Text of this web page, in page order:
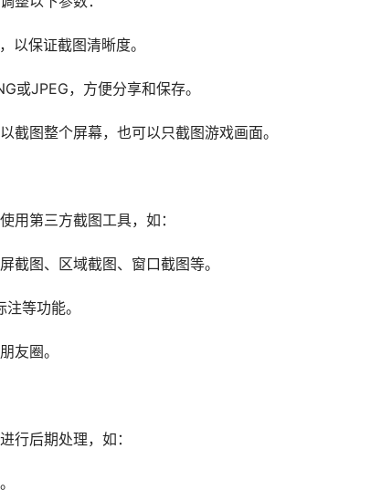
以保证截图清晰度。
或JPEG，方便分享和保存。
截图整个屏幕，也可以只截图游戏画面。
用第三方截图工具，如：
截图、区域截图、窗口截图等。
等功能。
友圈。
行后期处理，如：